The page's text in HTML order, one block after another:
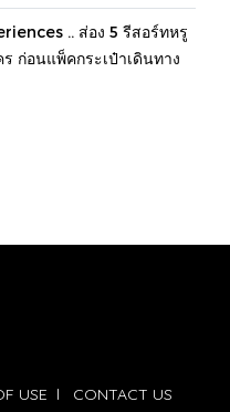
.. ส่อง 5 รีสอร์ทหรู
ก่อนแพ็คกระเป๋าเดินทาง
USE l CONTACT US